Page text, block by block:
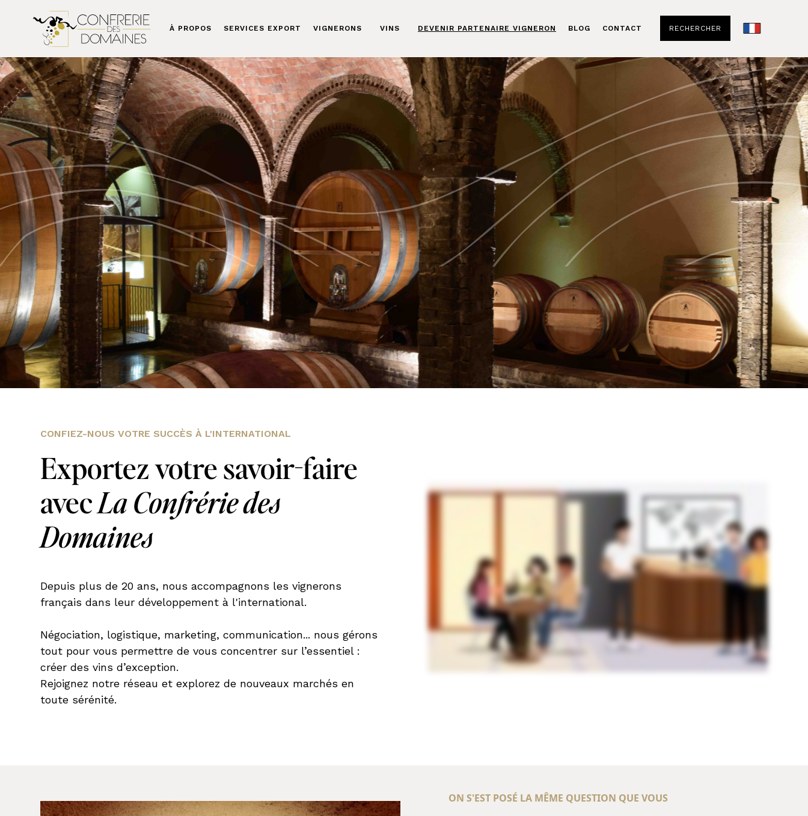
À PROPOS SERVICES EXPORT VIGNERONS VINS DEVENIR PARTENAIRE VIGNERON BLOG CONTACT RECHERCHER
CONFIEZ-NOUS VOTRE SUCCÈS À L'INTERNATIONAL
Exportez votre savoir-faire
avecLa Confrérie des
Domaines
Depuis plus de 20 ans, nous accompagnons les vignerons
français dans leur développement à l'international.
Négociation, logistique, marketing, communication... nous gérons
tout pour vous permettre de vous concentrer sur l’essentiel :
créer des vins d’exception.
Rejoignez notre réseau et explorez de nouveaux marchés en
toute sérénité.
ON S'EST POSÉ LA MÊME QUESTION QUE VOUS